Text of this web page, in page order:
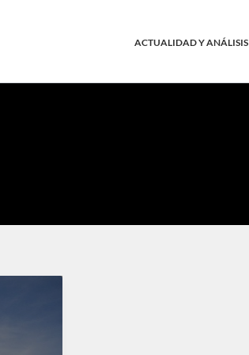
ACTUALIDAD Y ANÁLISIS